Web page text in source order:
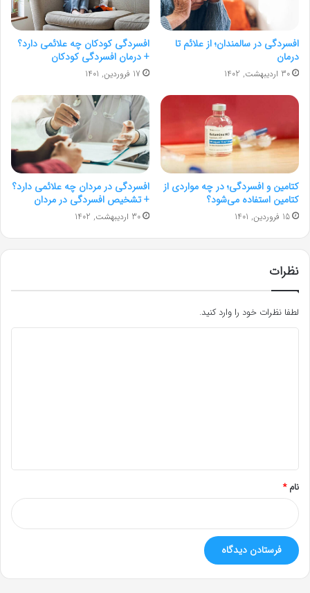
افسردگی در سالمندان؛ از علائم تا
درمان
30 اردیبهشت, 1402
افسردگی کودکان چه علائمی دارد؟
+ درمان افسردگی کودکان
17 فروردین, 1401
کتامین و افسردگی؛ در چه مواردی از
کتامین استفاده می‌شود؟
15 فروردین, 1401
افسردگی در مردان چه علائمی دارد؟
+ تشخیص افسردگی در مردان
30 اردیبهشت, 1402
نظرات
لطفا نظرات خود را وارد کنید.
نام*